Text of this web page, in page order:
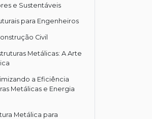
e Sustentáveis
para Engenheiros
Civil
Metálicas: A Arte
a Eficiência
Metálicas e Energia
Metálica para